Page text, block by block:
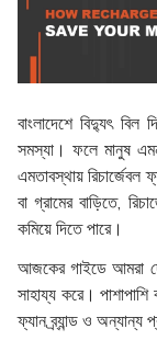
বাংলাদেশে বিদ্যুৎ
সমস্যা। ফলে মানুষ
এমতাবস্থায়
বা গ্রামের বাড়িতে,
কমিয়ে দিতে পারে।
আজকের গাইডে আমরা
সাহায্য করে। পাশাপাশি
ফ্যান ব্র্যান্ড ও